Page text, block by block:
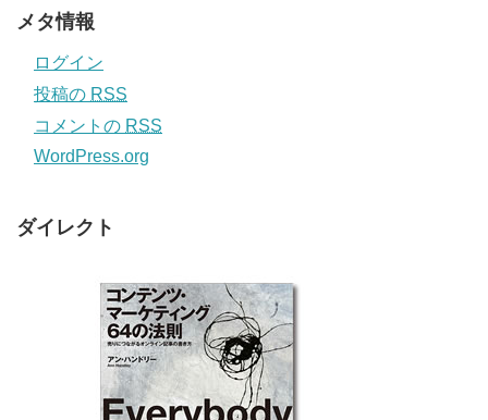
メタ情報
ログイン
投稿の RSS
コメントの RSS
WordPress.org
ダイレクト